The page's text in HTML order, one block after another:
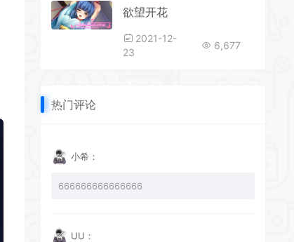
欲望开花
2021-12-
23
6,677
热门评论
小希：
666666666666666
UU：